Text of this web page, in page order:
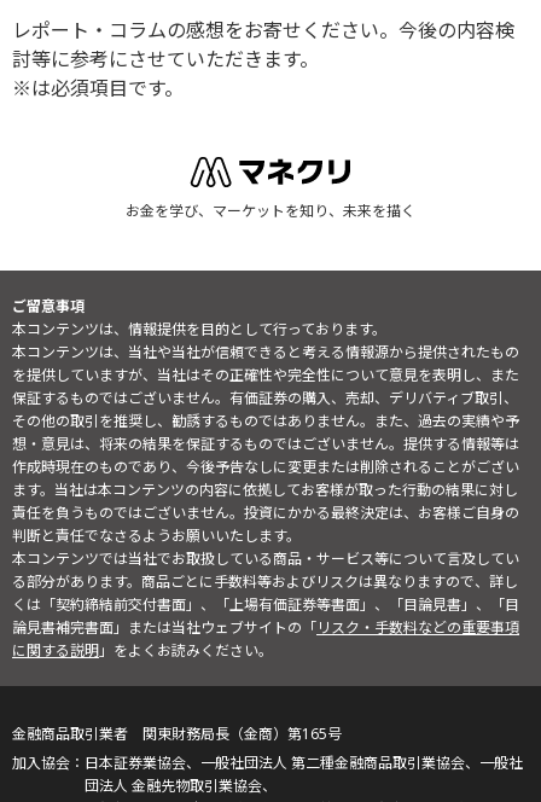
レポート・コラムの感想をお寄せください。今後の内容検
討等に参考にさせていただきます。
※は必須項目です。
お金を学び、マーケットを知り、未来を描く
ご留意事項
本コンテンツは、情報提供を目的として行っております。
本コンテンツは、当社や当社が信頼できると考える情報源から提供されたもの
を提供していますが、当社はその正確性や完全性について意見を表明し、また
保証するものではございません。有価証券の購入、売却、デリバティブ取引、
その他の取引を推奨し、勧誘するものではありません。また、過去の実績や予
想・意見は、将来の結果を保証するものではございません。提供する情報等は
作成時現在のものであり、今後予告なしに変更または削除されることがござい
ます。当社は本コンテンツの内容に依拠してお客様が取った行動の結果に対し
責任を負うものではございません。投資にかかる最終決定は、お客様ご自身の
判断と責任でなさるようお願いいたします。
本コンテンツでは当社でお取扱している商品・サービス等について言及してい
る部分があります。商品ごとに手数料等およびリスクは異なりますので、詳し
くは「契約締結前交付書面」、「上場有価証券等書面」、「目論見書」、「目
論見書補完書面」または当社ウェブサイトの「リスク・手数料などの重要事項
に関する説明」をよくお読みください。
金融商品取引業者 関東財務局長（金商）第165号
日本証券業協会、一般社団法人 第二種金融商品取引業協会、一般社
団法人 金融先物取引業協会、